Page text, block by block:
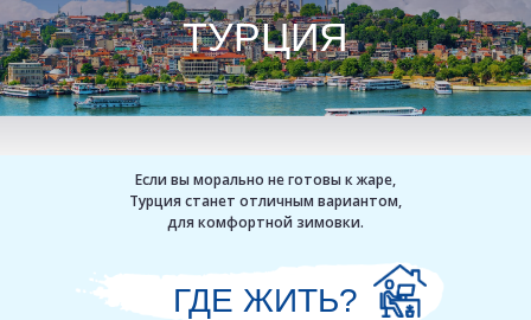
ТУРЦИЯ
Если вы морально не готовы к жаре,
Турция станет отличным вариантом,
для комфортной зимовки.
ГДЕ ЖИТЬ?